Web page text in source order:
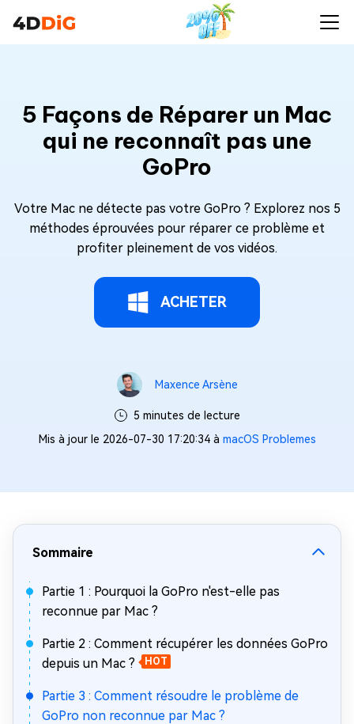
5 Façons de Réparer un Mac
qui ne reconnaît pas une
GoPro
Votre Mac ne détecte pas votre GoPro ? Explorez nos 5
méthodes éprouvées pour réparer ce problème et
profiter pleinement de vos vidéos.
ACHETER
Maxence Arsène
5 minutes de lecture
Mis à jour le 2026-07-30 17:20:34 à macOS Problemes
Sommaire
Partie 1 : Pourquoi la GoPro n'est-elle pas
reconnue par Mac ?
Partie 2 : Comment récupérer les données GoPro
depuis un Mac ?
HOT
Partie 3 : Comment résoudre le problème de
GoPro non reconnue par Mac ?